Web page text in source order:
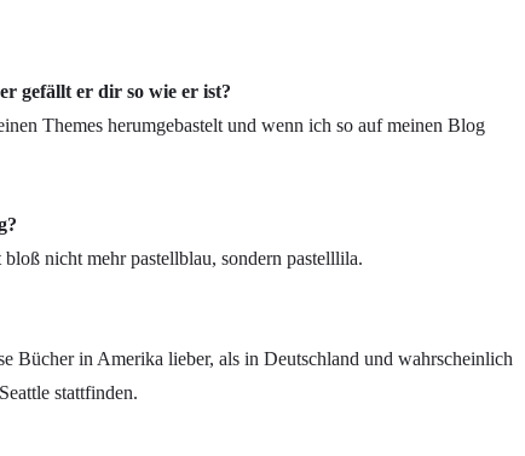
gefällt er dir so wie er ist?
Themes herumgebastelt und wenn ich so auf meinen Blog
nicht mehr pastellblau, sondern pastelllila.
Bücher in Amerika lieber, als in Deutschland und wahrscheinlich
stattfinden.